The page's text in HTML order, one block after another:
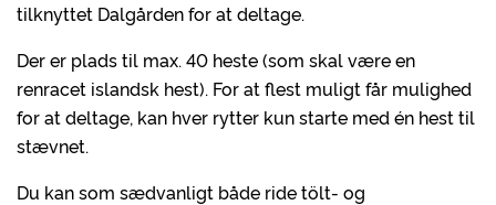
tilknyttet Dalgården for at deltage.
Der er plads til max. 40 heste (som skal være en
renracet islandsk hest). For at flest muligt får mulighed
for at deltage, kan hver rytter kun starte med én hest til
stævnet.
Du kan som sædvanligt både ride tölt- og